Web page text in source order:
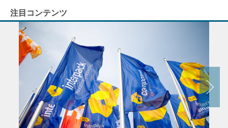
注目コンテンツ